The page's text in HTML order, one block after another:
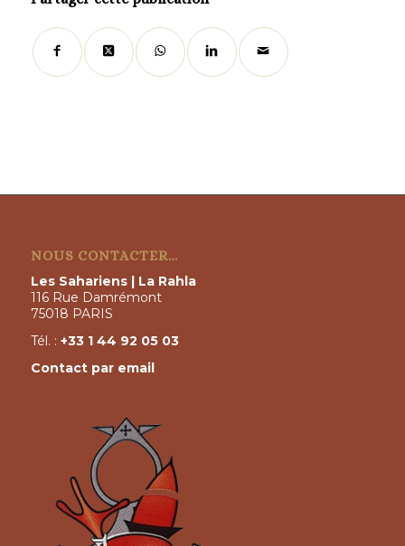
NOUS CONTACTER…
Les Sahariens | La Rahla
116 Rue Damrémont
75018 PARIS
Tél. : +33 1 44 92 05 03
Contact par email